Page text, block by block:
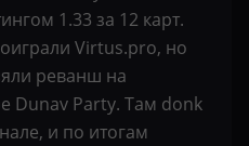
1.33 за 12 карт.
Virtus.pro, но
реванш на
Dunav Party. Там donk
и по итогам